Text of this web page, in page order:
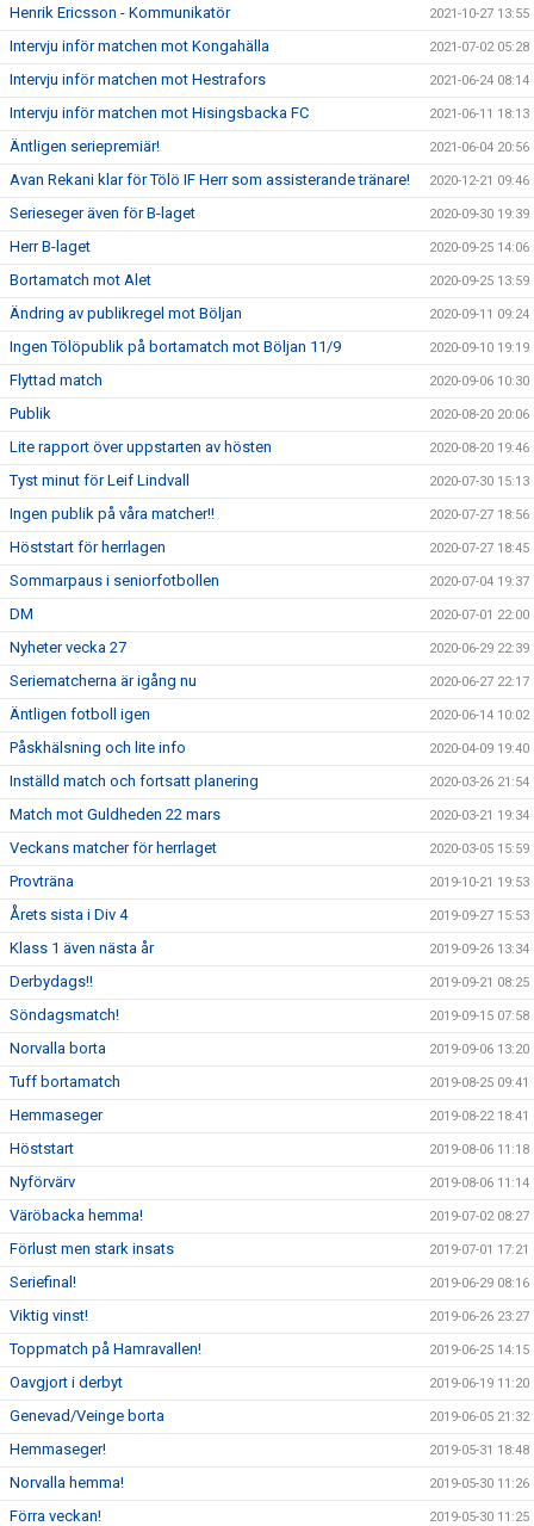
Henrik Ericsson - Kommunikatör 2021-10-27 13:55
Intervju inför matchen mot Kongahälla 2021-07-02 05:28
Intervju inför matchen mot Hestrafors 2021-06-24 08:14
Intervju inför matchen mot Hisingsbacka FC 2021-06-11 18:13
Äntligen seriepremiär! 2021-06-04 20:56
Avan Rekani klar för Tölö IF Herr som assisterande tränare! 2020-12-21 09:46
Serieseger även för B-laget 2020-09-30 19:39
Herr B-laget 2020-09-25 14:06
Bortamatch mot Alet 2020-09-25 13:59
Ändring av publikregel mot Böljan 2020-09-11 09:24
Ingen Tölöpublik på bortamatch mot Böljan 11/9 2020-09-10 19:19
Flyttad match 2020-09-06 10:30
Publik 2020-08-20 20:06
Lite rapport över uppstarten av hösten 2020-08-20 19:46
Tyst minut för Leif Lindvall 2020-07-30 15:13
Ingen publik på våra matcher!! 2020-07-27 18:56
Höststart för herrlagen 2020-07-27 18:45
Sommarpaus i seniorfotbollen 2020-07-04 19:37
DM 2020-07-01 22:00
Nyheter vecka 27 2020-06-29 22:39
Seriematcherna är igång nu 2020-06-27 22:17
Äntligen fotboll igen 2020-06-14 10:02
Påskhälsning och lite info 2020-04-09 19:40
Inställd match och fortsatt planering 2020-03-26 21:54
Match mot Guldheden 22 mars 2020-03-21 19:34
Veckans matcher för herrlaget 2020-03-05 15:59
Provträna 2019-10-21 19:53
Årets sista i Div 4 2019-09-27 15:53
Klass 1 även nästa år 2019-09-26 13:34
Derbydags!! 2019-09-21 08:25
Söndagsmatch! 2019-09-15 07:58
Norvalla borta 2019-09-06 13:20
Tuff bortamatch 2019-08-25 09:41
Hemmaseger 2019-08-22 18:41
Höststart 2019-08-06 11:18
Nyförvärv 2019-08-06 11:14
Väröbacka hemma! 2019-07-02 08:27
Förlust men stark insats 2019-07-01 17:21
Seriefinal! 2019-06-29 08:16
Viktig vinst! 2019-06-26 23:27
Toppmatch på Hamravallen! 2019-06-25 14:15
Oavgjort i derbyt 2019-06-19 11:20
Genevad/Veinge borta 2019-06-05 21:32
Hemmaseger! 2019-05-31 18:48
Norvalla hemma! 2019-05-30 11:26
Förra veckan! 2019-05-30 11:25